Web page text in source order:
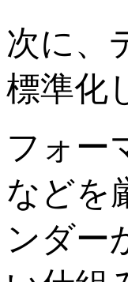
次に、
標準化
フォー
などを
ンダー